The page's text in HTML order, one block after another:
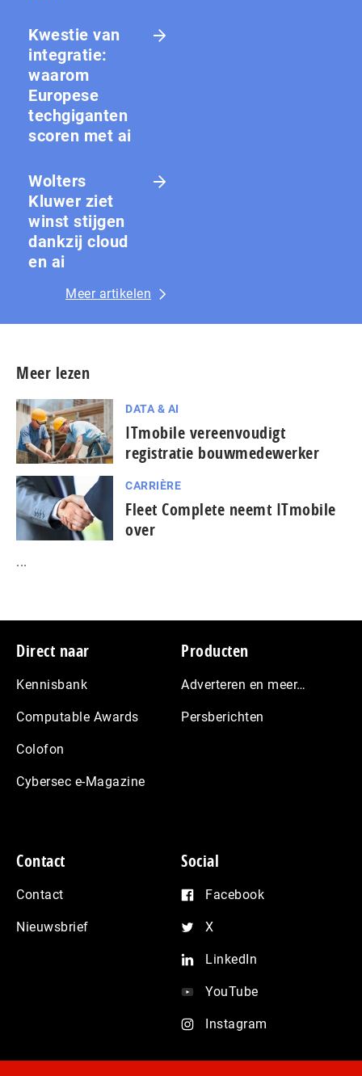
Kwestie van
integratie:
waarom
Europese
techgiganten
scoren met ai
Wolters
Kluwer ziet
winst stijgen
dankzij cloud
en ai
Meer artikelen
Meer lezen
DATA & AI
ITmobile vereenvoudigt
registratie bouwmedewerker
CARRIÈRE
Fleet Complete neemt ITmobile
over
...
Footer
Direct naar
Kennisbank
Computable Awards
Colofon
Cybersec e-Magazine
Producten
Adverteren en meer…
Persberichten
Contact
Contact
Nieuwsbrief
Social
Facebook
X
LinkedIn
YouTube
Instagram